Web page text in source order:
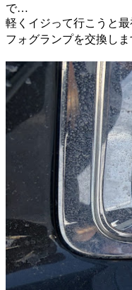
で…
軽くイジって行こうと
フォグランプを交換しま